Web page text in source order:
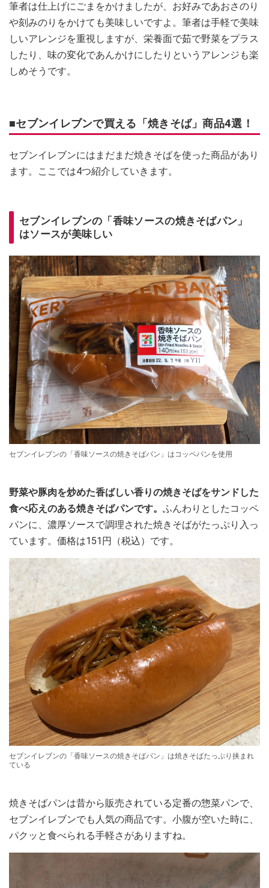
筆者は仕上げにごまをかけましたが、お好みであおさのり
や刻みのりをかけても美味しいですよ。筆者は手軽で美味
しいアレンジを重視しますが、栄養面で茹で野菜をプラス
したり、味の変化であんかけにしたりというアレンジも楽
しめそうです。
■セブンイレブンで買える「焼きそば」商品4選！
セブンイレブンにはまだまだ焼きそばを使った商品があり
ます。ここでは4つ紹介していきます。
セブンイレブンの「香味ソースの焼きそばパン」
はソースが美味しい
セブンイレブンの「香味ソースの焼きそばパン」はコッペパンを使用
野菜や豚肉を炒めた香ばしい香りの焼きそばをサンドした
食べ応えのある焼きそばパンです。 ふんわりとしたコッペ
パンに、濃厚ソースで調理された焼きそばがたっぷり入っ
ています。価格は151円（税込）です。
セブンイレブンの「香味ソースの焼きそばパン」は焼きそばたっぷり挟まれ
ている
焼きそばパンは昔から販売されている定番の惣菜パンで、
セブンイレブンでも人気の商品です。小腹が空いた時に、
パクッと食べられる手軽さがありますね。